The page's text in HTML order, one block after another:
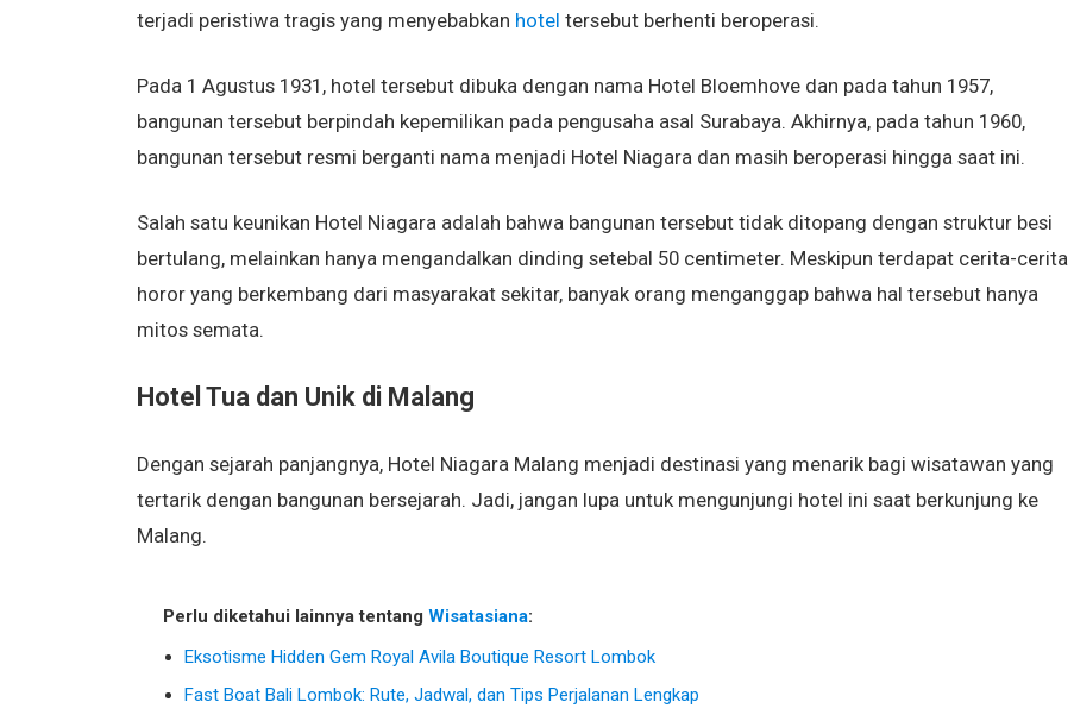
terjadi peristiwa tragis yang menyebabkan hotel tersebut berhenti beroperasi.
Pada 1 Agustus 1931, hotel tersebut dibuka dengan nama Hotel Bloemhove dan pada tahun 1957,
bangunan tersebut berpindah kepemilikan pada pengusaha asal Surabaya. Akhirnya, pada tahun 1960,
bangunan tersebut resmi berganti nama menjadi Hotel Niagara dan masih beroperasi hingga saat ini.
Salah satu keunikan Hotel Niagara adalah bahwa bangunan tersebut tidak ditopang dengan struktur besi
bertulang, melainkan hanya mengandalkan dinding setebal 50 centimeter. Meskipun terdapat cerita-cerita
horor yang berkembang dari masyarakat sekitar, banyak orang menganggap bahwa hal tersebut hanya
mitos semata.
Hotel Tua dan Unik di Malang
Dengan sejarah panjangnya, Hotel Niagara Malang menjadi destinasi yang menarik bagi wisatawan yang
tertarik dengan bangunan bersejarah. Jadi, jangan lupa untuk mengunjungi hotel ini saat berkunjung ke
Malang.
Perlu diketahui lainnya tentang Wisatasiana:
Eksotisme Hidden Gem Royal Avila Boutique Resort Lombok
Fast Boat Bali Lombok: Rute, Jadwal, dan Tips Perjalanan Lengkap